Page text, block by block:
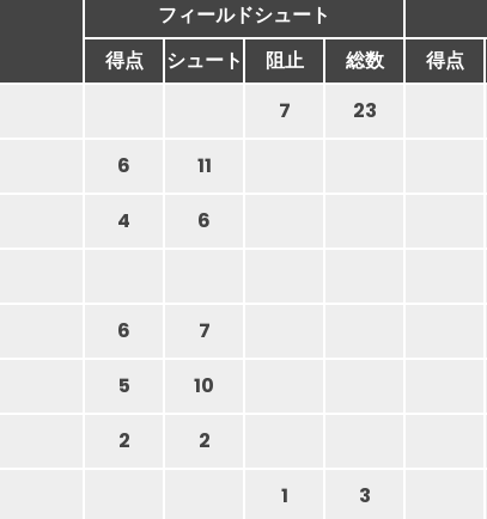
フィールドシュート
得点
シュート 阻止 総数 得点
7 23
6 11
4
6
6 7
5 10
2 2
1 3